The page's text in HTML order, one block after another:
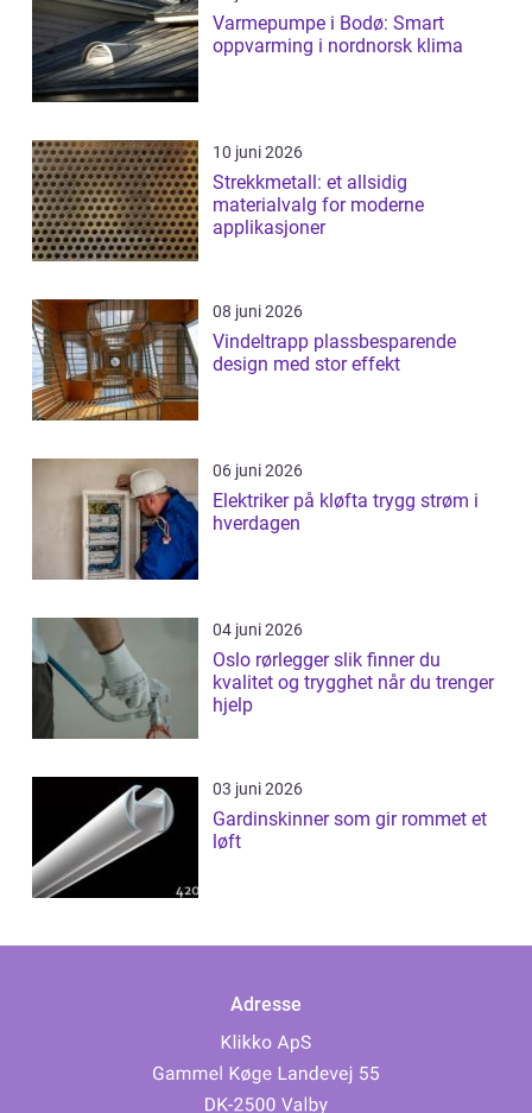
Varmepumpe i Bodø: Smart
oppvarming i nordnorsk klima
10 juni 2026
Strekkmetall: et allsidig
materialvalg for moderne
applikasjoner
08 juni 2026
Vindeltrapp plassbesparende
design med stor effekt
06 juni 2026
Elektriker på kløfta trygg strøm i
hverdagen
04 juni 2026
Oslo rørlegger slik finner du
kvalitet og trygghet når du trenger
hjelp
03 juni 2026
Gardinskinner som gir rommet et
løft
Adresse